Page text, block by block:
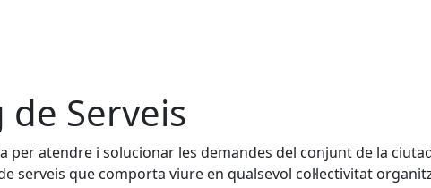
de Serveis
per atendre i solucionar les demandes del conjunt de la
serveis que comporta viure en qualsevol col·lectivitat